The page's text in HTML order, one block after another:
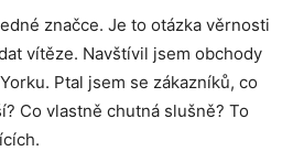
značce. Je to otázka věrnosti
vítěze. Navštívil jsem obchody
Ptal jsem se zákazníků, co
Co vlastně chutná slušně? To